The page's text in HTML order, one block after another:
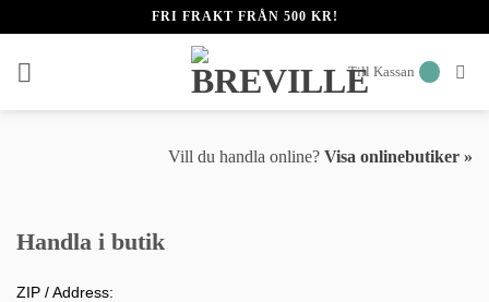
to
content
FRI FRAKT FRÅN 500 KR!
Till Kassan
Vill du handla online? Visa onlinebutiker »
Handla i butik
ZIP / Address: